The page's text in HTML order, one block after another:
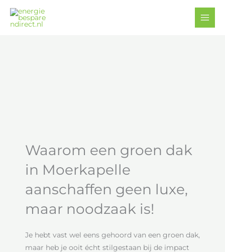
naar
Waarom een groen dak
in Moerkapelle
aanschaffen geen luxe,
maar noodzaak is!
Je hebt vast wel eens gehoord van een groen dak,
maar heb je ooit écht stilgestaan bij de impact